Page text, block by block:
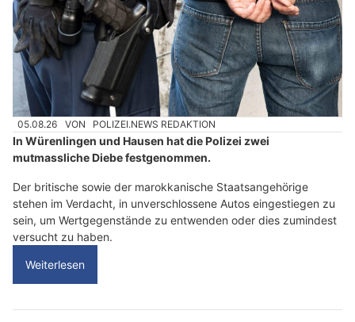
05.08.26 VON POLIZEI.NEWS REDAKTION
In Würenlingen und Hausen hat die Polizei zwei
mutmassliche Diebe festgenommen.
Der britische sowie der marokkanische Staatsangehörige
stehen im Verdacht, in unverschlossene Autos eingestiegen zu
sein, um Wertgegenstände zu entwenden oder dies zumindest
versucht zu haben.
Weiterlesen